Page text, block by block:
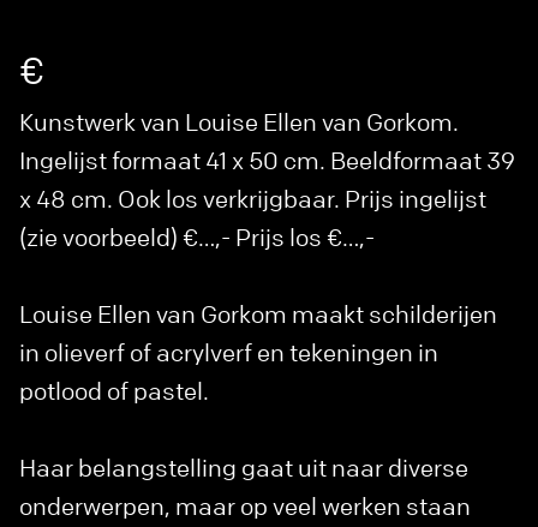
€
Kunstwerk van Louise Ellen van Gorkom.
Ingelijst formaat 41 x 50 cm. Beeldformaat 39
x 48 cm. Ook los verkrijgbaar. Prijs ingelijst
(zie voorbeeld) €…,- Prijs los €…,-
Louise Ellen van Gorkom maakt schilderijen
in olieverf of acrylverf en tekeningen in
potlood of pastel.
Haar belangstelling gaat uit naar diverse
onderwerpen, maar op veel werken staan